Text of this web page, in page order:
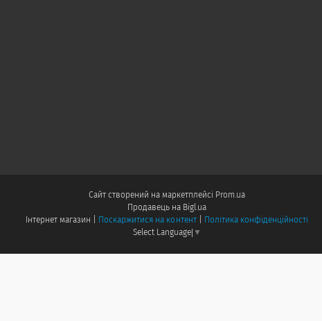
Сайт створений на маркетплейсі Prom.ua
Продавець на Bigl.ua
Поскаржитися на контент
Політика конфіденційності
Select Language ▼